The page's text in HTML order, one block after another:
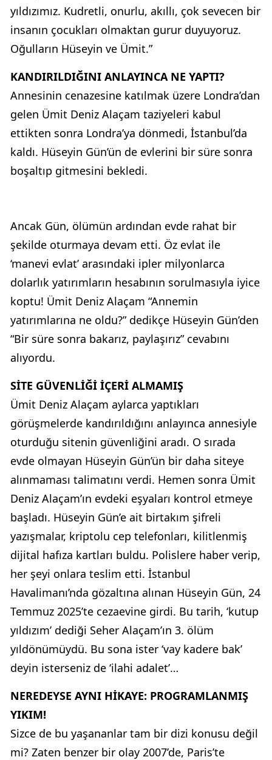
yıldızımız. Kudretli, onurlu, akıllı, çok sevecen bir
insanın çocukları olmaktan gurur duyuyoruz.
Oğulların Hüseyin ve Ümit.”
KANDIRILDIĞINI ANLAYINCA NE YAPTI?
Annesinin cenazesine katılmak üzere Londra’dan
gelen Ümit Deniz Alaçam taziyeleri kabul
ettikten sonra Londra’ya dönmedi, İstanbul’da
kaldı. Hüseyin Gün’ün de evlerini bir süre sonra
boşaltıp gitmesini bekledi.
Ancak Gün, ölümün ardından evde rahat bir
şekilde oturmaya devam etti. Öz evlat ile
‘manevi evlat’ arasındaki ipler milyonlarca
dolarlık yatırımların hesabının sorulmasıyla iyice
koptu! Ümit Deniz Alaçam “Annemin
yatırımlarına ne oldu?” dedikçe Hüseyin Gün’den
“Bir süre sonra bakarız, paylaşırız” cevabını
alıyordu.
SİTE GÜVENLİĞİ İÇERİ ALMAMIŞ
Ümit Deniz Alaçam aylarca yaptıkları
görüşmelerde kandırıldığını anlayınca annesiyle
oturduğu sitenin güvenliğini aradı. O sırada
evde olmayan Hüseyin Gün’ün bir daha siteye
alınmaması talimatını verdi. Hemen sonra Ümit
Deniz Alaçam’ın evdeki eşyaları kontrol etmeye
başladı. Hüseyin Gün’e ait birtakım şifreli
yazışmalar, kriptolu cep telefonları, kilitlenmiş
dijital hafıza kartları buldu. Polislere haber verip,
her şeyi onlara teslim etti. İstanbul
Havalimanı’nda gözaltına alınan Hüseyin Gün, 24
Temmuz 2025’te cezaevine girdi. Bu tarih, ‘kutup
yıldızım’ dediği Seher Alaçam’ın 3. ölüm
yıldönümüydü. Bu sona ister ‘vay kadere bak’
deyin isterseniz de ‘ilahi adalet’…
NEREDEYSE AYNI HİKAYE: PROGRAMLANMIŞ
YIKIM!
Sizce de bu yaşananlar tam bir dizi konusu değil
mi? Zaten benzer bir olay 2007’de, Paris’te